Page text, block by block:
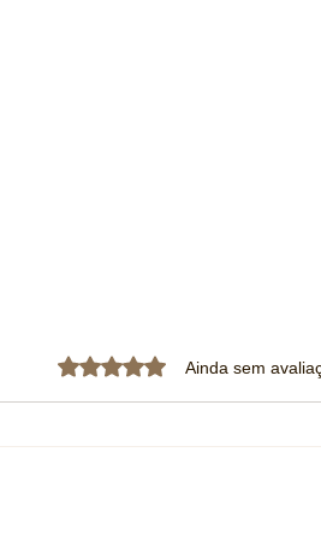
Avaliado com 0 de 5
Ainda sem